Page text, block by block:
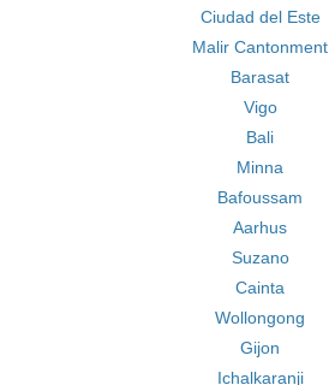
Ciudad del Este
Malir Cantonment
Barasat
Vigo
Bali
Minna
Bafoussam
Aarhus
Suzano
Cainta
Wollongong
Gijon
Ichalkaranji